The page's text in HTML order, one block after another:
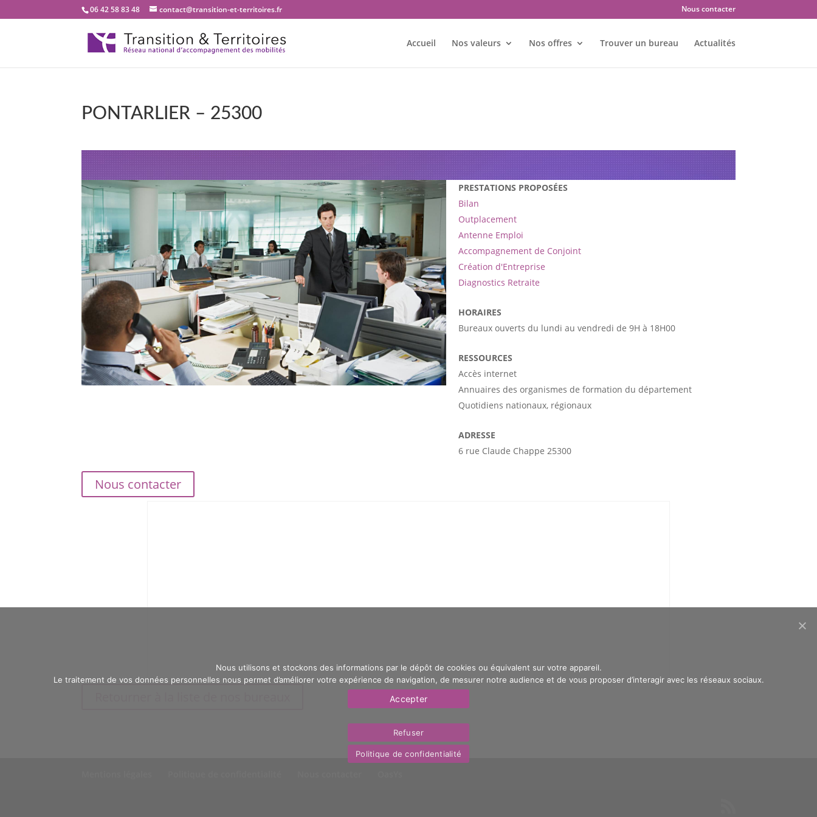
06 42 58 83 48 contact@transition-et-territoires.fr Nous contacter
Accueil Nos valeurs Nos offres Trouver un bureau Actualités
PONTARLIER – 25300
Bienvenue dans notre bureau Transition et territoires : PONTARLIER – 25300
PRESTATIONS PROPOSÉES
Bilan
Outplacement
Antenne Emploi
Accompagnement de Conjoint
Création d'Entreprise
Diagnostics Retraite
HORAIRES
Bureaux ouverts du lundi au vendredi de 9H à 18H00
RESSOURCES
Accès internet
Annuaires des organismes de formation du département
Quotidiens nationaux, régionaux
ADRESSE
6 rue Claude Chappe 25300
Nous contacter
Nous utilisons et stockons des informations par le dépôt de cookies ou équivalent sur votre appareil.
Le traitement de vos données personnelles nous permet d’améliorer votre expérience de navigation, de mesurer notre audience et de vous proposer d’interagir avec les réseaux sociaux.
Accepter
Refuser
Politique de confidentialité